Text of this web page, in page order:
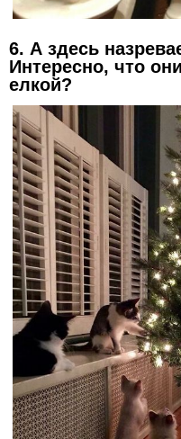
6. А здесь
Интересно, что
елкой?